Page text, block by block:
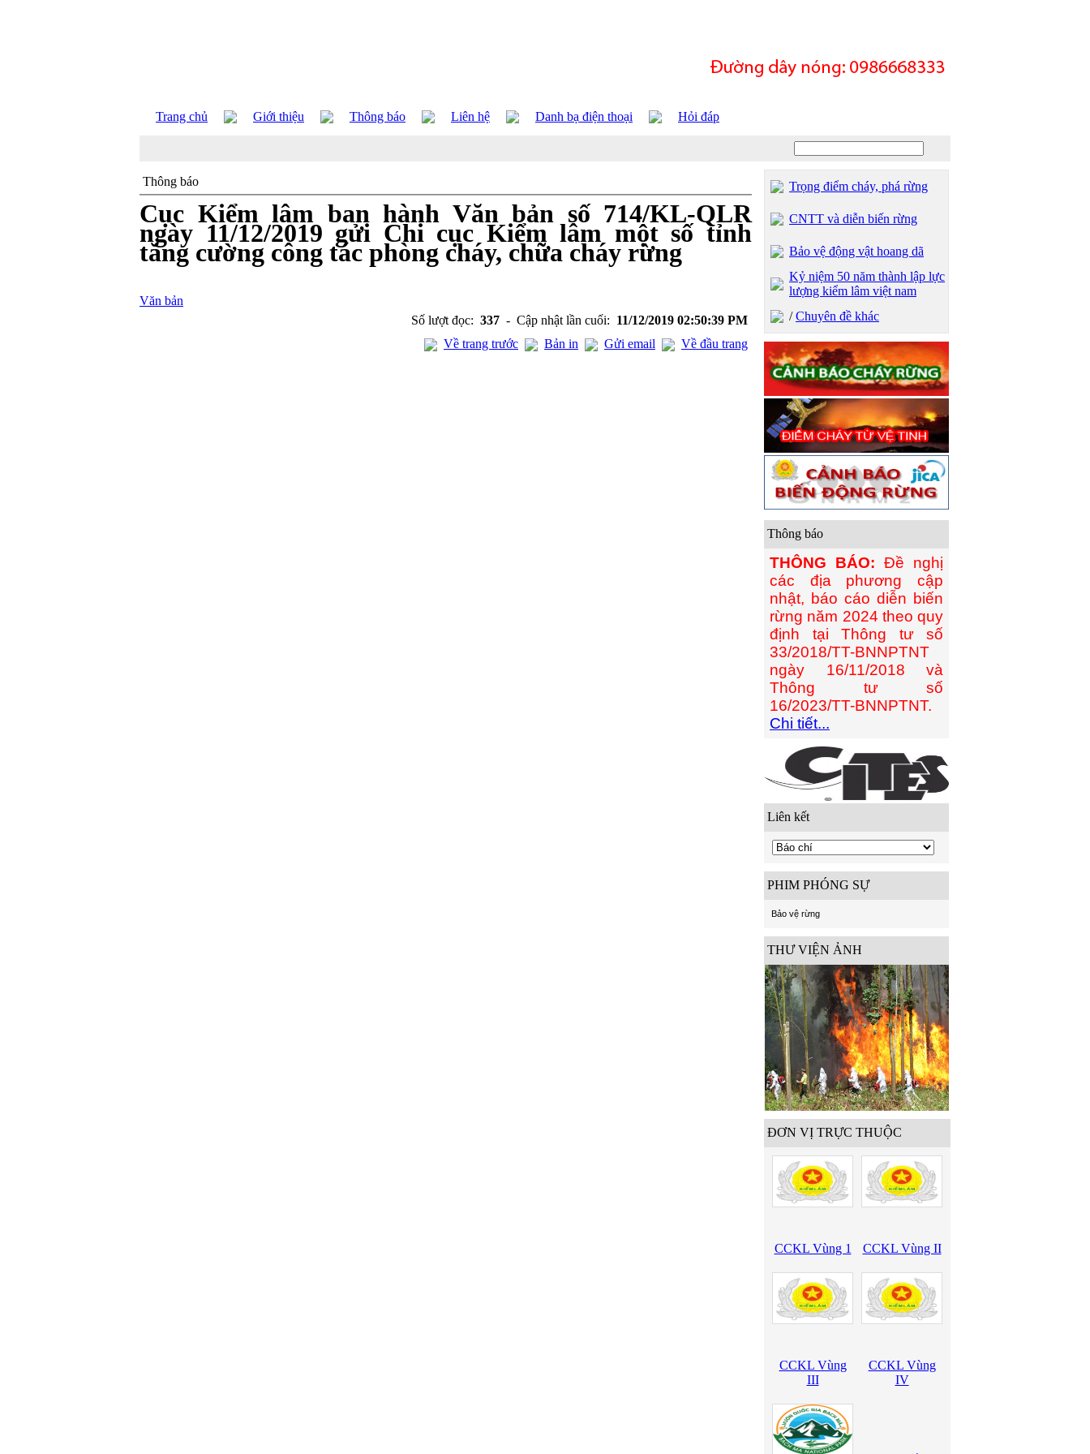
Trang chủ Giới thiệu Thông báo Liên hệ Danh bạ điện thoại Hỏi đáp
Thông báo
Cục Kiểm lâm ban hành Văn bản số 714/KL-QLR
ngày 11/12/2019 gửi Chi cục Kiểm lâm một số tỉnh
tăng cường công tác phòng cháy, chữa cháy rừng
Văn bản
Số lượt đọc: 337 - Cập nhật lần cuối: 11/12/2019 02:50:39 PM
Về trang trước
Bản in Gửi email Về đầu trang
Trọng điểm cháy, phá rừng
CNTT và diễn biến rừng
Bảo vệ động vật hoang dã
Kỷ niệm 50 năm thành lập lực
lượng kiểm lâm việt nam
/Chuyên đề khác
Thông báo
THÔNG BÁO: Đề nghị
các địa phương cập
nhật, báo cáo diễn biến
rừng năm 2024 theo quy
định tại Thông tư số
33/2018/TT-BNNPTNT
ngày 16/11/2018 và
Thông tư số
16/2023/TT-BNNPTNT.
Chi tiết...
Liên kết
PHIM PHÓNG SỰ
Bảo vệ rừng
THƯ VIỆN ẢNH
ĐƠN VỊ TRỰC THUỘC
CCKL Vùng 1 CCKL Vùng II
CCKL Vùng
III
CCKL Vùng
IV